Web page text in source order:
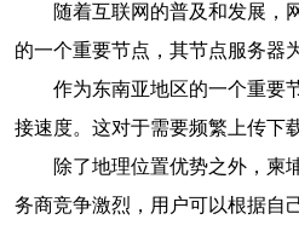
随着互联网的普及和发展，
的一个重要节点，其节点服务器
作为东南亚地区的一个重要
接速度。这对于需要频繁上传下
除了地理位置优势之外，柬
务商竞争激烈，用户可以根据自